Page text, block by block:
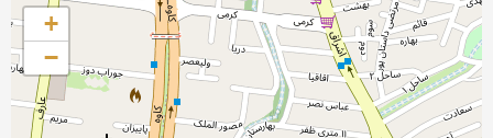
+
−